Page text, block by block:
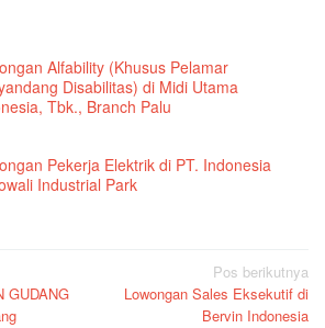
Alfability (Khusus Pelamar
Disabilitas) di Midi Utama
Tbk., Branch Palu
Pekerja Elektrik di PT. Indonesia
Industrial Park
GUDANG
Pos berikutnya
Lowongan Sales Eksekutif di
Bervin Indonesia